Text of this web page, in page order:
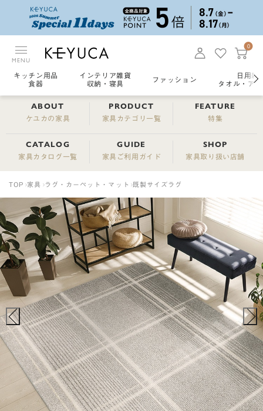
MENU
0
キッチン用品
食器
インテリア雑貨
収納・寝具
ファッション
日用雑
タオル・ア
ABOUT
ケユカの家具
PRODUCT
家具カテゴリ一覧
FEATURE
特集
CATALOG
家具カタログ一覧
GUIDE
家具ご利用ガイド
SHOP
家具取り扱い店舗
TOP 家具 ラグ・カーペット・マット 既製サイズラグ